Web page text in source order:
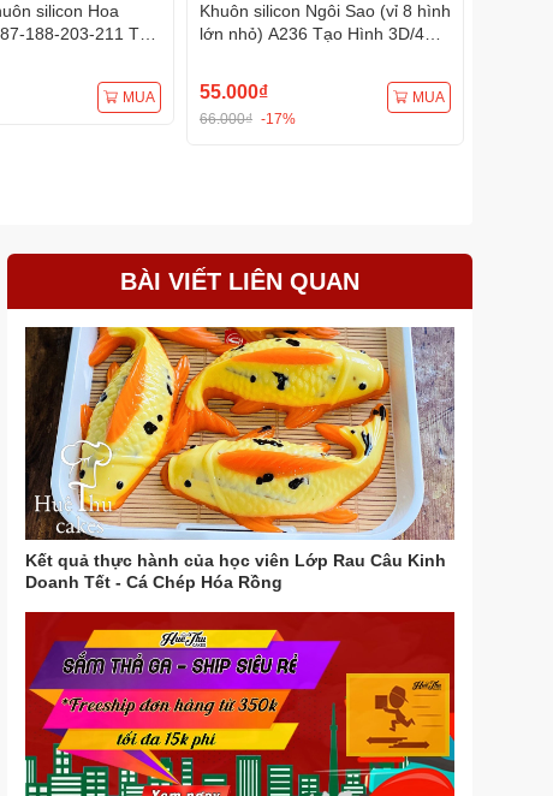
silicon Hoa
188-203-211 Tạo
MUA
Khuôn silicon Ngôi Sao (vỉ 8 hình
lớn nhỏ) A236 Tạo Hình 3D/4D
55.000₫
66.000₫ -17%
MUA
BÀI VIẾT LIÊN QUAN
Kết quả thực hành của học viên Lớp Rau Câu Kinh
Doanh Tết - Cá Chép Hóa Rồng